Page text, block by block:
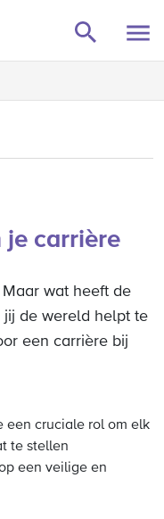
je carrière
wat heeft de
jij de wereld helpt te
een carrière bij
een cruciale rol om elk
te stellen
een veilige en